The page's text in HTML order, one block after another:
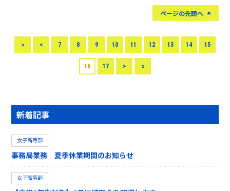
ページの先頭へ
« < 7 8 9 10 11 12 13 14 15
16 17 > »
新着記事
女子高等部
事務局業務 夏季休業期間のお知らせ
女子高等部